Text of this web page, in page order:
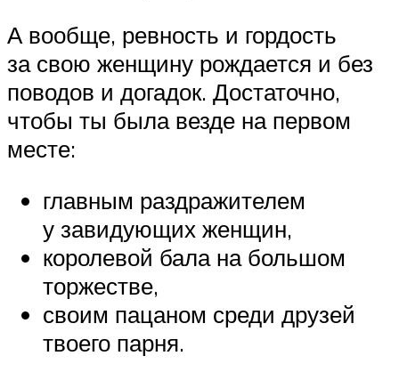
А вообще, ревность и гордость
за свою женщину рождается и без
поводов и догадок. Достаточно,
чтобы ты была везде на первом
месте:
главным раздражителем
у завидующих женщин,
королевой бала на большом
торжестве,
своим пацаном среди друзей
твоего парня.